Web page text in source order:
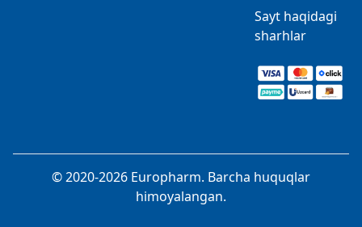
Sayt haqidagi
sharhlar
© 2020-2026 Europharm. Barcha huquqlar
himoyalangan.